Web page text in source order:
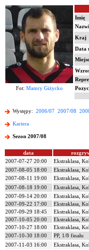
Imię
Kraj
Data
Fot: Mamry Giżycko
Występy: 2006/07 2007/08
Kariera
Sezon 2007/08
data
2007-07-27 20:00
Ekstraklasa,
2007-08-05 18:00
Ekstraklasa,
2007-08-11 19:00
Ekstraklasa,
2007-08-18 19:00
Ekstraklasa,
2007-09-14 20:00
Ekstraklasa,
2007-09-22 17:00
Ekstraklasa,
2007-09-29 18:45
Ekstraklasa,
2007-10-05 20:00
Ekstraklasa,
2007-10-27 18:00
Ekstraklasa,
2007-10-30 18:00
PP, 1/8 finału
2007-11-03 16:00
Ekstraklasa,